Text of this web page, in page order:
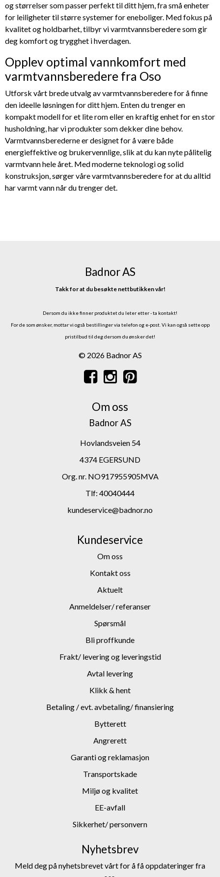
og størrelser som passer perfekt til ditt hjem, fra små enheter
for leiligheter til større systemer for eneboliger. Med fokus på
kvalitet og holdbarhet, tilbyr vi varmtvannsberedere som gir
deg komfort og trygghet i hverdagen.
Opplev optimal vannkomfort med
varmtvannsberedere fra Oso
Utforsk vårt brede utvalg av varmtvannsberedere for å finne
den ideelle løsningen for ditt hjem. Enten du trenger en
kompakt modell for et lite rom eller en kraftig enhet for en stor
husholdning, har vi produkter som dekker dine behov.
Varmtvannsberederne er designet for å være både
energieffektive og brukervennlige, slik at du kan nyte pålitelig
varmtvann hele året. Med moderne teknologi og solid
konstruksjon, sørger våre varmtvannsberedere for at du alltid
har varmt vann når du trenger det.
Badnor AS
Takk for at du besøkte nettbutikken vår!
Dersom du ikke finner produktet du leter etter - ta kontakt!
For de som ønsker, mottar vi også bestillinger via telefon og e-post. Vi kan også sette opp
pristilbud til deg dersom du ønsker det!
© 2026 Badnor AS
Om oss
Badnor AS
Hovlandsveien 54
4374 EGERSUND
Org. nr. NO917955905MVA
Tlf: 40040444
kundeservice@badnor.no
Kundeservice
Om oss
Kontakt oss
Aktuelt
Anmeldelser/ referanser
Spørsmål
Bli proffkunde
Frakt/ levering og leveringstid
Avtal levering
Klikk & hent
Betaling / evt. avbetaling/ finansiering
Bytterett
Angrerett
Garanti og reklamasjon
Transportskade
Miljø og kvalitet
EE-avfall
Sikkerhet/ personvern
Nyhetsbrev
Meld deg på nyhetsbrevet vårt for å få oppdateringer fra